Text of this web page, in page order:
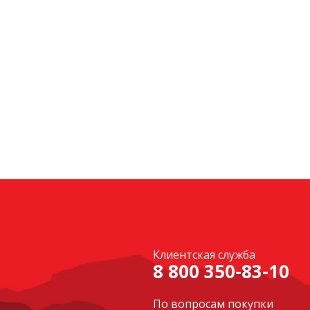
Клиентская служба
8 800 350-83-10
По вопросам покупки